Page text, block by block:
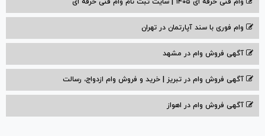
وام فوری با سند آپارتمان در تهران
آگهی فروش وام در مشهد
آگهی فروش وام در تبریز | خرید و فروش وام ازدواج، رسالت
آگهی فروش وام در اهواز